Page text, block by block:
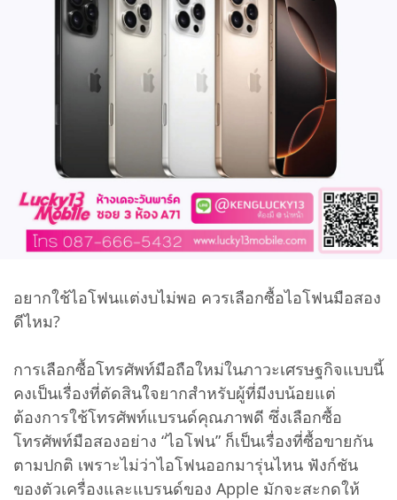
อยากใช้ไอโฟนแต่งบไม่พอ ควรเลือกซื้อไอโฟนมือสอง
ดีไหม?
การเลือกซื้อโทรศัพท์มือถือใหม่ในภาวะเศรษฐกิจแบบนี้
คงเป็นเรื่องที่ตัดสินใจยากสำหรับผู้ที่มีงบน้อยแต่
ต้องการใช้โทรศัพท์แบรนด์คุณภาพดี ซึ่งเลือกซื้อ
โทรศัพท์มือสองอย่าง “ไอโฟน” ก็เป็นเรื่องที่ซื้อขายกัน
ตามปกติ เพราะไม่ว่าไอโฟนออกมารุ่นไหน ฟังก์ชัน
ของตัวเครื่องและแบรนด์ของ Apple มักจะสะกดให้